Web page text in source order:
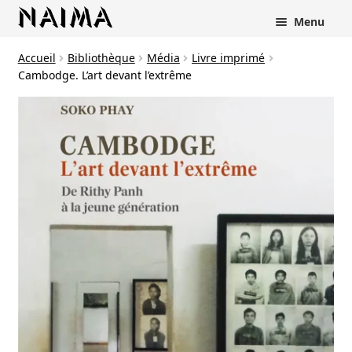
Menu
Accueil Bibliothèque Média
Livre imprimé
Cambodge. L’art devant l’extrême
Panneau de gestion des cookies